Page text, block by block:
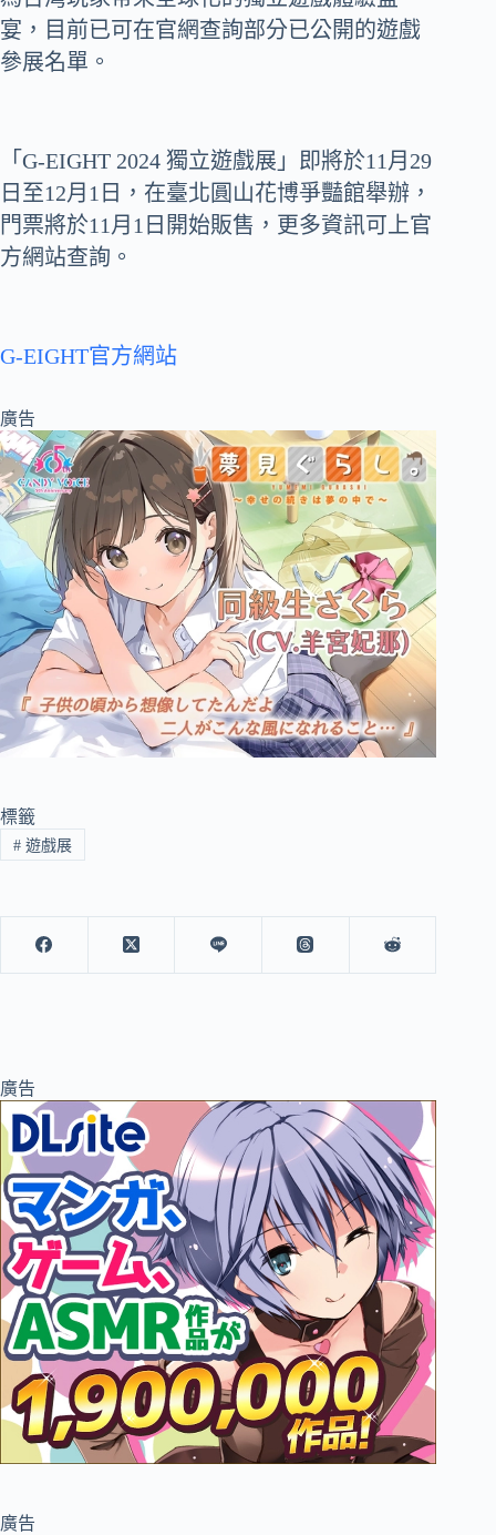
宴，目前已可在官網查詢部分已公開的遊戲
參展名單。
「G-EIGHT 2024 獨立遊戲展」即將於11月29
日至12月1日，在臺北圓山花博爭豔館舉辦，
門票將於11月1日開始販售，更多資訊可上官
方網站查詢。
G-EIGHT官方網站
廣告
標籤
#遊戲展
廣告
廣告